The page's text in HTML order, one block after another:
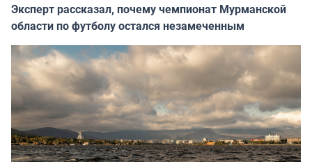
Эксперт рассказал, почему чемпионат Мурманской
области по футболу остался незамеченным